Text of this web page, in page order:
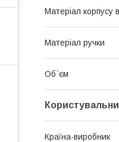
Матеріал корпусу
Матеріал ручки
Об`єм
Країна-виробник